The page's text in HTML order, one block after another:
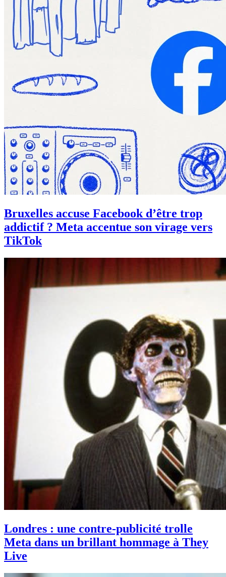
Bruxelles accuse Facebook d’être trop
addictif ? Meta accentue son virage vers
TikTok
Londres : une contre-publicité trolle
Meta dans un brillant hommage à They
Live